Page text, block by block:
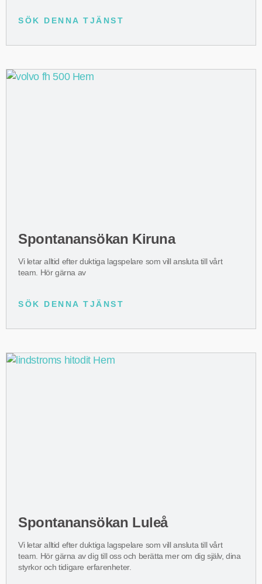
SÖK DENNA TJÄNST
Spontanansökan Kiruna
Vi letar alltid efter duktiga lagspelare som vill ansluta till vårt
team. Hör gärna av
SÖK DENNA TJÄNST
Spontanansökan Luleå
Vi letar alltid efter duktiga lagspelare som vill ansluta till vårt
team. Hör gärna av dig till oss och berätta mer om dig själv, dina
styrkor och tidigare erfarenheter.